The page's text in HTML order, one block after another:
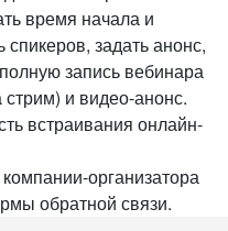
время начала и
задать анонс,
запись вебинара
и видео-анонс.
встраивания онлайн-
организатора
обратной связи.